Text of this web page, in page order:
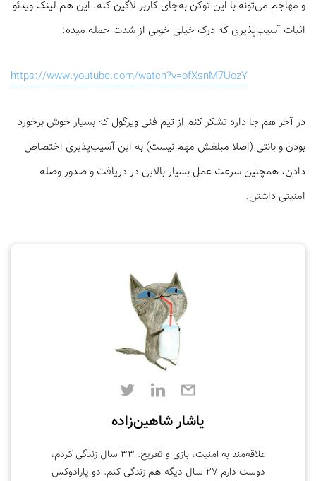
و مهاجم می‌تونه با این توکن به‌جای کاربر لاگین کنه. این هم لینک ویدئو
اثبات آسیب‌پذیری که درک خیلی خوبی از شدت حمله میده:
https://www.youtube.com/watch?v=ofXsnM7UozY
در آخر هم جا داره تشکر کنم از تیم فنی ویرگول که بسیار خوش برخورد
بودن و بانتی (اصلا مبلغش مهم نیست) به این آسیب‌پذیری اختصاص
دادن، همچنین سرعت عمل بسیار بالایی در دریافت و صدور وصله
امنیتی داشتن.
یاشار شاهین‌زاده
علاقه‌مند به امنیت، بازی و تفریح. ۳۳ سال زندگی کردم،
دوست دارم ۲۷ سال دیگه هم زندگی کنم. دو پارادوکس